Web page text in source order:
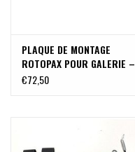
PLAQUE DE MONTAGE
ROTOPAX POUR GALERIE –
DE FRONT RUNNER
€72,50